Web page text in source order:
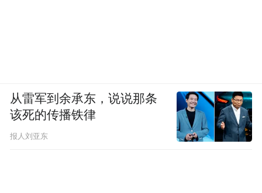
从雷军到余承东，说说那条
该死的传播铁律
报人刘亚东